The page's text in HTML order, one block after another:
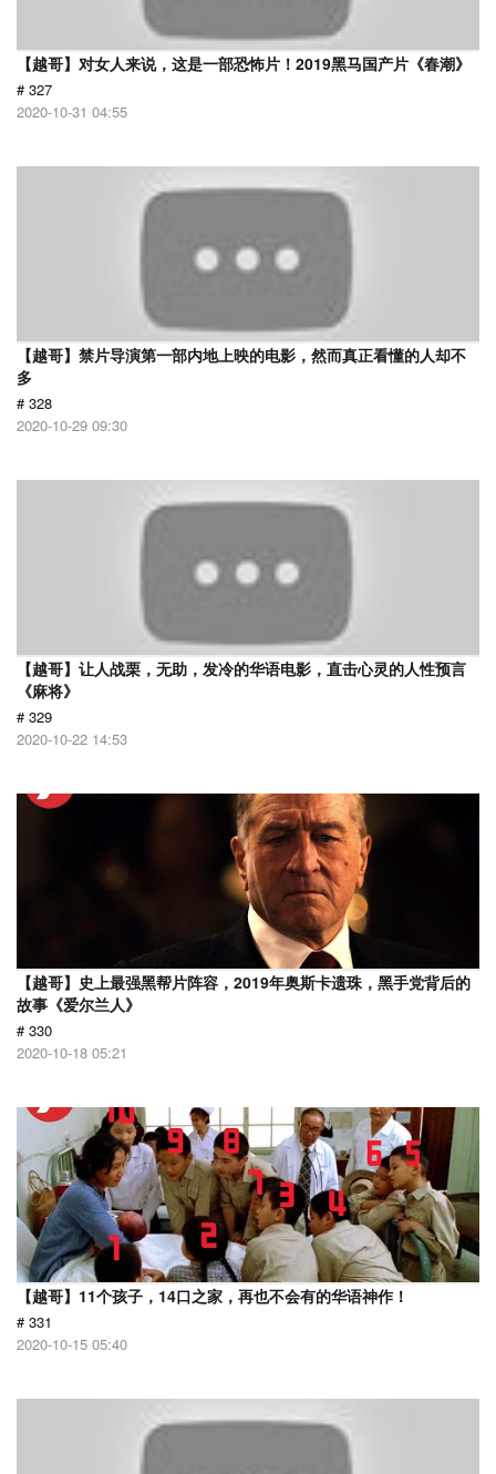
【越哥】对女人来说，这是一部恐怖片！2019黑马国产片《春潮》
# 327
2020-10-31 04:55
【越哥】禁片导演第一部内地上映的电影，然而真正看懂的人却不
多
# 328
2020-10-29 09:30
【越哥】让人战栗，无助，发冷的华语电影，直击心灵的人性预言
《麻将》
# 329
2020-10-22 14:53
【越哥】史上最强黑帮片阵容，2019年奥斯卡遗珠，黑手党背后的
故事《爱尔兰人》
# 330
2020-10-18 05:21
【越哥】11个孩子，14口之家，再也不会有的华语神作！
# 331
2020-10-15 05:40